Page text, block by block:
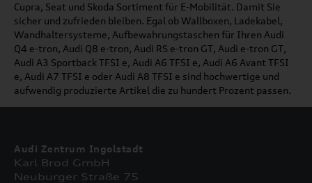
Cupra, Seat und Skoda Sortiment für E-Mobilität. Damit Sie
sicher und zufrieden bleiben. Egal ob Wallboxen, Ladekabel,
Wandhaltersysteme, Aufbewahrungstaschen für Ihren Audi
Q4 e-tron, Audi Q8 e-tron, Audi RS e-tron GT, Audi e-tron GT,
Audi A3 Sportback TFSI e, Audi A6 TFSI e, Audi A6 Avant TFSI
e, Audi A7 TFSI e oder Audi A8 TFSI e sind hochwertige und
aufwendig produzierte Artikel die zu hundert Prozent passen.
Audi Zentrum Ingolstadt
Karl Brod GmbH
Neuburger Straße 75